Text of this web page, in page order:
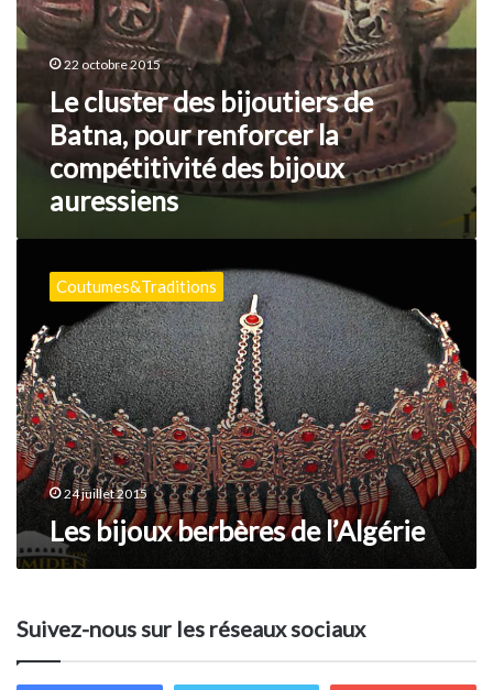
bijoux
auressiens
22 octobre 2015
Le cluster des bijoutiers de
Batna, pour renforcer la
compétitivité des bijoux
auressiens
bijoux
berbères
l’Algérie
Coutumes&Traditions
24 juillet 2015
Les bijoux berbères de l’Algérie
Suivez-nous sur les réseaux sociaux